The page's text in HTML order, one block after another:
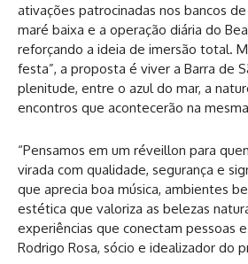
ativações patrocinadas nos bancos
maré baixa e a operação diária do
reforçando a ideia de imersão total.
festa”, a proposta é viver a Barra de
plenitude, entre o azul do mar, a
encontros que acontecerão na
“Pensamos em um réveillon para
virada com qualidade, segurança e
que aprecia boa música, ambientes
estética que valoriza as belezas
experiências que conectam pessoas
Rodrigo Rosa, sócio e idealizador do